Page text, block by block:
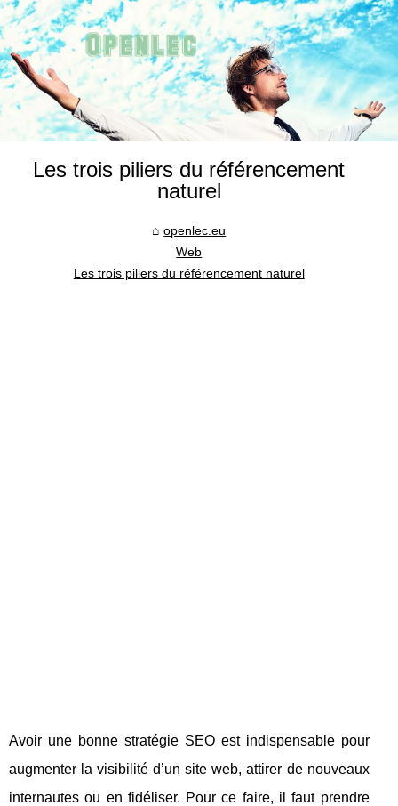
Les trois piliers du référencement
naturel
openlec.eu
Web
Les trois piliers du référencement naturel
Avoir une bonne stratégie SEO est indispensable pour
augmenter la visibilité d’un site web, attirer de nouveaux
internautes ou en fidéliser. Pour ce faire, il faut prendre